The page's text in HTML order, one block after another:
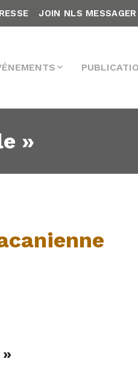
JOIN NLS MESSAGER
»